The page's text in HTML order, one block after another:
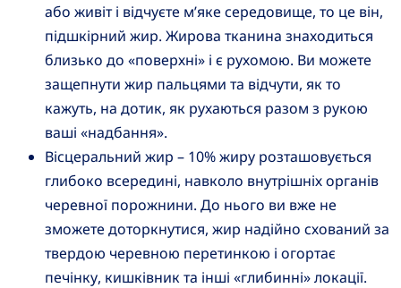
або живіт і відчуєте м’яке середовище, то це він,
підшкірний жир. Жирова тканина знаходиться
близько до «поверхні» і є рухомою. Ви можете
защепнути жир пальцями та відчути, як то
кажуть, на дотик, як рухаються разом з рукою
ваші «надбання».
Вісцеральний жир – 10% жиру розташовується
глибоко всередині, навколо внутрішніх органів
черевної порожнини. До нього ви вже не
зможете доторкнутися, жир надійно схований за
твердою черевною перетинкою і огортає
печінку, кишківник та інші «глибинні» локації.